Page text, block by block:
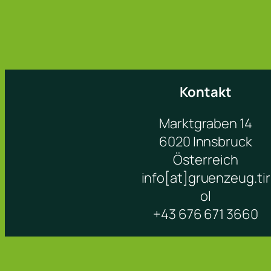
Kontakt
Marktgraben 14
6020 Innsbruck
Österreich
info[at]gruenzeug.tir
ol
+43 676 671 3660